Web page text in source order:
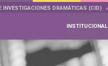
INVESTIGACIONES DRAMÁTICAS (CID)
INSTITUCIONAL